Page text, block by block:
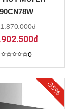
90CN78W
xếp
0
5
0
-35%